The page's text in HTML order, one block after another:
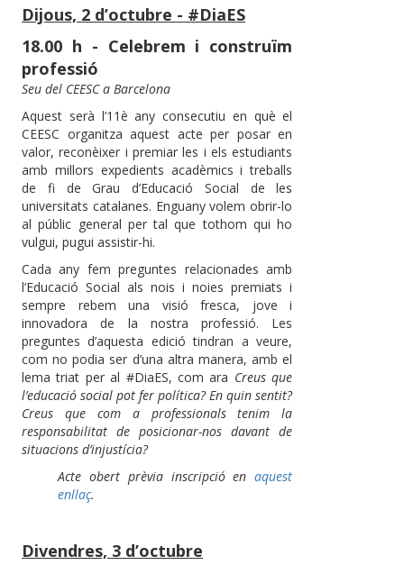
Dijous, 2 d’octubre - #DiaES
18.00 h - Celebrem i construïm
professió
Seu del CEESC a Barcelona
Aquest serà l’11è any consecutiu en què el
CEESC organitza aquest acte per posar en
valor, reconèixer i premiar les i els estudiants
amb millors expedients acadèmics i treballs
de fi de Grau d’Educació Social de les
universitats catalanes. Enguany volem obrir-lo
al públic general per tal que tothom qui ho
vulgui, pugui assistir-hi.
Cada any fem preguntes relacionades amb
l’Educació Social als nois i noies premiats i
sempre rebem una visió fresca, jove i
innovadora de la nostra professió. Les
preguntes d’aquesta edició tindran a veure,
com no podia ser d’una altra manera, amb el
lema triat per al #DiaES, com ara Creus que
l’educació social pot fer política? En quin sentit?
Creus que com a professionals tenim la
responsabilitat de posicionar-nos davant de
situacions d’injustícia?
Acte obert prèvia inscripció enaquest
enllaç.
Divendres, 3 d’octubre